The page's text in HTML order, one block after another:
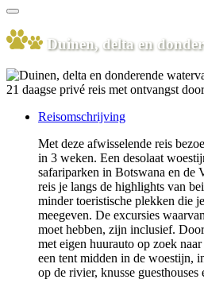
Duinen, delta en
21 daagse privé reis met ontvangst
Reisomschrijving
Met deze afwisselende reis
in 3 weken. Een desolaat
safariparken in Botswana en de
reis je langs de highlights van
minder toeristische plekken die
meegeven. De excursies
moet hebben, zijn inclusief.
met eigen huurauto op zoek
een tent midden in de woestijn,
op de rivier, knusse guesthouses